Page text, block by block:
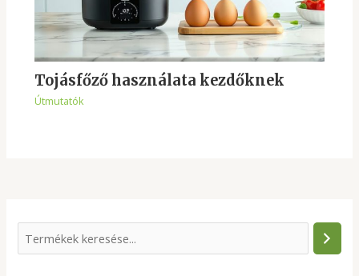
e
Tojásfőző használata kezdőknek
Útmutatók